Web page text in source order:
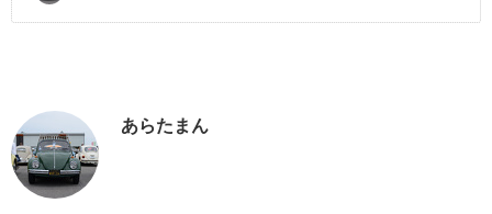
あらたまん